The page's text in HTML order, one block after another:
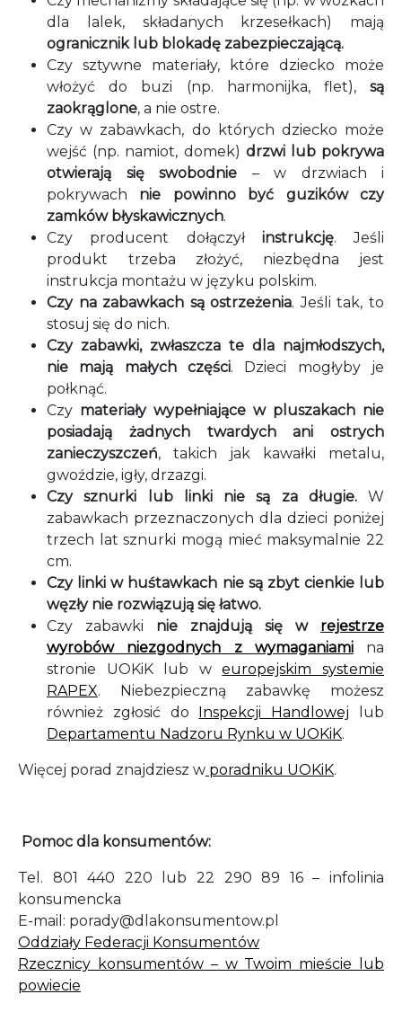
dla lalek, składanych krzesełkach) mają
ogranicznik lub blokadę zabezpieczającą.
Czy sztywne materiały, które dziecko może
włożyć do buzi (np. harmonijka, flet), są
zaokrąglone, a nie ostre.
Czy w zabawkach, do których dziecko może
wejść (np. namiot, domek) drzwi lub pokrywa
otwierają się swobodnie – w drzwiach i
pokrywach nie powinno być guzików czy
zamków błyskawicznych.
Czy producent dołączył instrukcję. Jeśli
produkt trzeba złożyć, niezbędna jest
instrukcja montażu w języku polskim.
Czy na zabawkach są ostrzeżenia. Jeśli tak, to
stosuj się do nich.
Czy zabawki, zwłaszcza te dla najmłodszych,
nie mają małych części. Dzieci mogłyby je
połknąć.
Czy materiały wypełniające w pluszakach nie
posiadają żadnych twardych ani ostrych
zanieczyszczeń, takich jak kawałki metalu,
gwoździe, igły, drzazgi.
Czy sznurki lub linki nie są za długie.W
zabawkach przeznaczonych dla dzieci poniżej
trzech lat sznurki mogą mieć maksymalnie 22
cm.
Czy linki w huśtawkach nie są zbyt cienkie lub
węzły nie rozwiązują się łatwo.
Czy zabawki nie znajdują się w rejestrze
wyrobów niezgodnych z wymaganiamina
stronie UOKiK lub weuropejskim systemie
RAPEX. Niebezpieczną zabawkę możesz
również zgłosić do Inspekcji Handlowej lub
Departamentu Nadzoru Rynku w UOKiK.
Więcej porad znajdziesz w poradniku UOKiK.
Pomoc dla konsumentów:
Tel. 801 440 220 lub 22 290 89 16 – infolinia
konsumencka
E-mail: porady@dlakonsumentow.pl
Oddziały Federacji Konsumentów
Rzecznicy konsumentów – w Twoim mieście lub
powiecie